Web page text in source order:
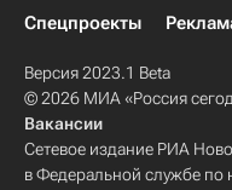
Спецпроекты
Версия 2023.1 Beta
© 2026 МИА «Россия
Вакансии
Сетевое издание РИА
в Федеральной службе по